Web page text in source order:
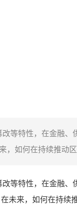
等特性，在金融
，如何在持续推动
等特性，在金融、
来，如何在持续